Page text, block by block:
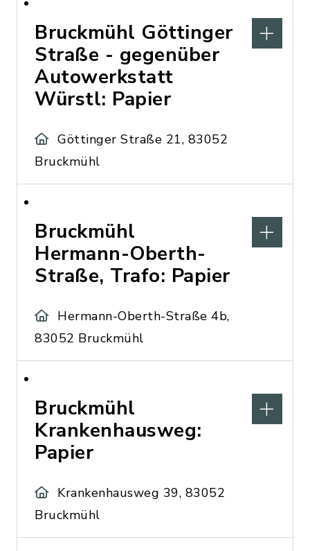
Bruckmühl Göttinger
Straße - gegenüber
Autowerkstatt
Würstl: Papier
Göttinger Straße 21, 83052
Bruckmühl
Bruckmühl
Hermann-Oberth-
Straße, Trafo: Papier
Hermann-Oberth-Straße 4b,
83052 Bruckmühl
Bruckmühl
Krankenhausweg:
Papier
Krankenhausweg 39, 83052
Bruckmühl